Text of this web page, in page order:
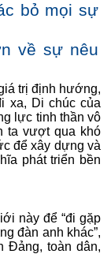
bỏ mọi sự
về sự nêu
trị định hướng,
xa, Di chúc của
lực tinh thần vô
ta vượt qua khó
để xây dựng và
phát triển bền
này để “đi gặp
đàn anh khác”,
Đảng, toàn dân,